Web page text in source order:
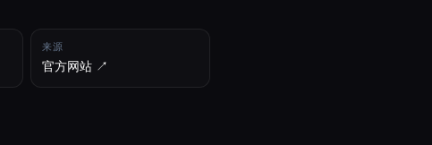
来源
官方网站 ↗︎